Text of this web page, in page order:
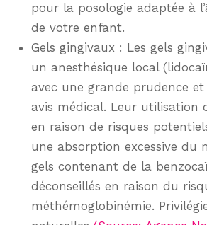
pour la posologie adaptée à
de votre enfant.
Gels gingivaux : Les gels
un anesthésique local
avec une grande prudence
avis médical. Leur utilisation
en raison de risques
une absorption excessive du
gels contenant de la
déconseillés en raison du
méthémoglobinémie.